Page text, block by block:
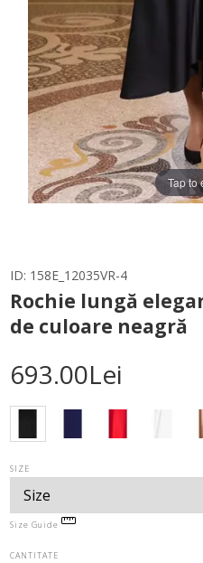
Tap to
ID: 158E_12035VR-4
Rochie lungă
de culoare neagră
693.00Lei
SIZE
Size Guide
CANTITATE